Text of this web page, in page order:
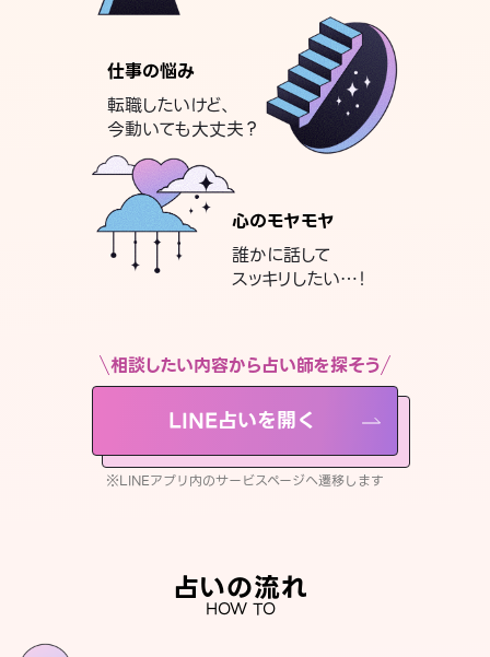
仕事の悩み
転職したいけど、
今動いても大丈夫？
心のモヤモヤ
誰かに話して
スッキリしたい…！
相談したい内容から占い師を探そう
LINE占いを開く
※LINEアプリ内のサービスページへ遷移します
占いの流れ
HOW TO